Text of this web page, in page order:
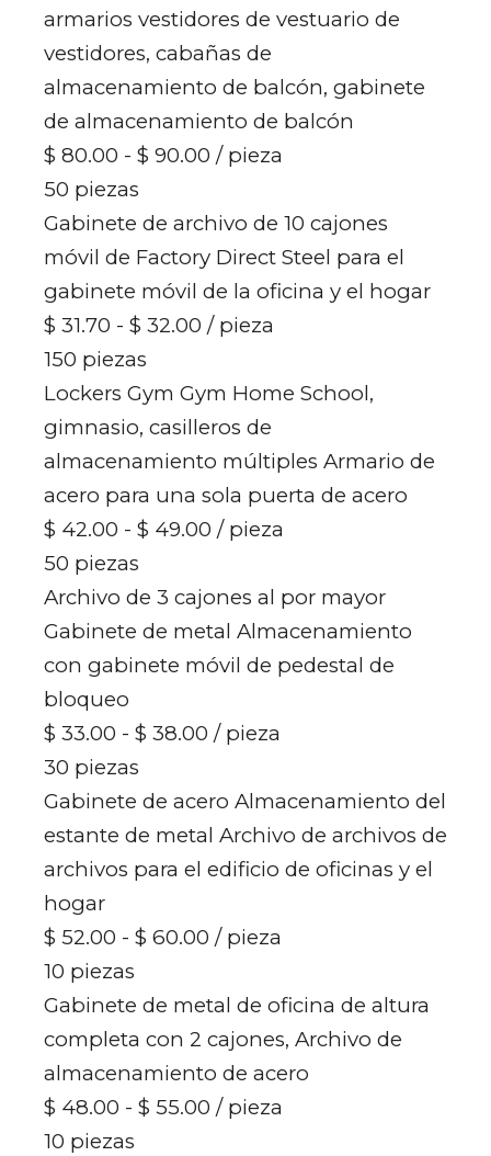
armarios vestidores de vestuario de
vestidores, cabañas de
almacenamiento de balcón, gabinete
de almacenamiento de balcón
$ 80.00 - $ 90.00 / pieza
50 piezas
Gabinete de archivo de 10 cajones
móvil de Factory Direct Steel para el
gabinete móvil de la oficina y el hogar
$ 31.70 - $ 32.00 / pieza
150 piezas
Lockers Gym Gym Home School,
gimnasio, casilleros de
almacenamiento múltiples Armario de
acero para una sola puerta de acero
$ 42.00 - $ 49.00 / pieza
50 piezas
Archivo de 3 cajones al por mayor
Gabinete de metal Almacenamiento
con gabinete móvil de pedestal de
bloqueo
$ 33.00 - $ 38.00 / pieza
30 piezas
Gabinete de acero Almacenamiento del
estante de metal Archivo de archivos de
archivos para el edificio de oficinas y el
hogar
$ 52.00 - $ 60.00 / pieza
10 piezas
Gabinete de metal de oficina de altura
completa con 2 cajones, Archivo de
almacenamiento de acero
$ 48.00 - $ 55.00 / pieza
10 piezas